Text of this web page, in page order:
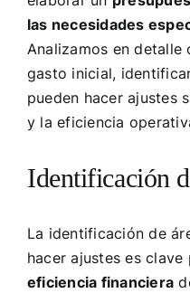
las necesidades
Analizamos en detalle
gasto inicial,
pueden hacer ajustes
y la eficiencia
Identificación
La identificación de
hacer ajustes es clave
eficiencia financiera